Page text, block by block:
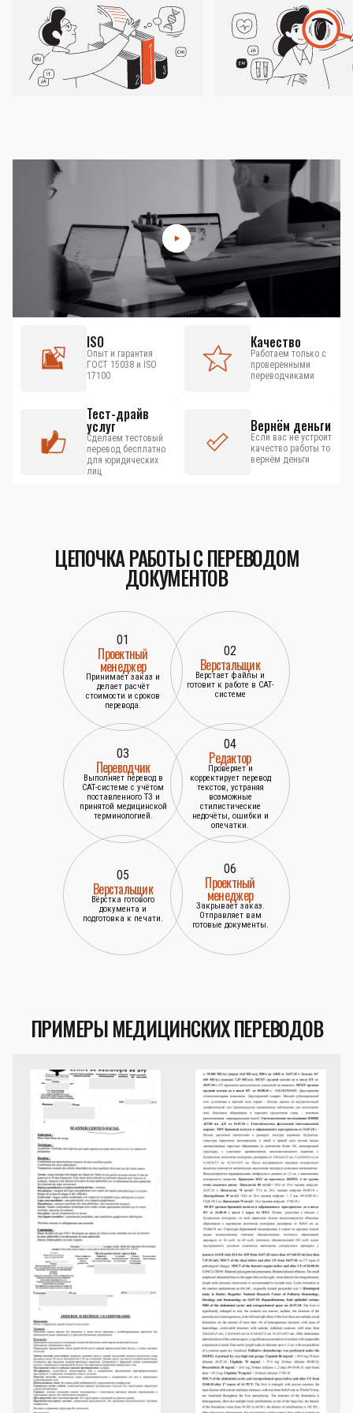
ISO
Опыт и гарантия
ГОСТ 15038 и ISO
17100
Качество
Работаем только с
проверенными
переводчиками
Тест-драйв
услуг
Сделаем тестовый
перевод бесплатно
для юридических
лиц
Вернём деньги
Если вас не устроит
качество работы то
вернём деньги
ЦЕПОЧКА РАБОТЫ С ПЕРЕВОДОМ
ДОКУМЕНТОВ
01
Проектный
менеджер
Принимает заказ и
делает расчёт
стоимости и сроков
перевода.
02
Верстальщик
Верстает файлы и
готовит к работе в САТ-
системе
03
Переводчик
Выполняет перевод в
САТ-системе с учётом
поставленного ТЗ и
принятой медицинской
терминологией.
04
Редактор
Проверяет и
корректирует перевод
текстов, устраняя
возможные
стилистические
недочёты, ошибки и
опечатки.
05
Верстальщик
Вёрстка готового
документа и
подготовка к печати.
06
Проектный
менеджер
Закрывает заказ.
Отправляет вам
готовые документы.
ПРИМЕРЫ МЕДИЦИНСКИХ ПЕРЕВОДОВ